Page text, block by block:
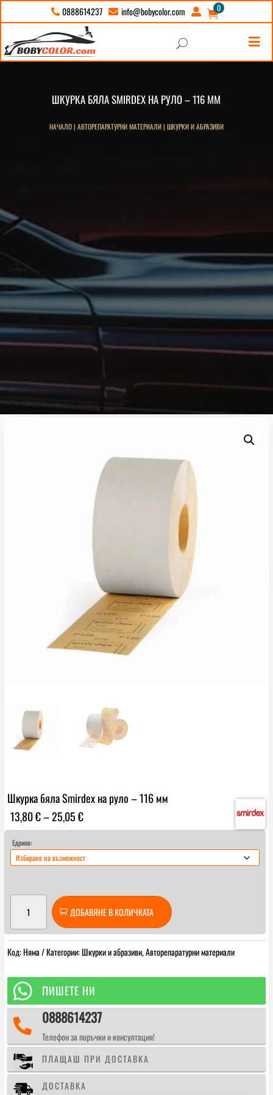
 0888614237  info@bobycolor.com  
0

U
ШКУРКА БЯЛА SMIRDEX НА РУЛО – 116 ММ
НАЧАЛО| АВТОРЕПАРАТУРНИ МАТЕРИАЛИ| ШКУРКИ И АБРАЗИВИ
Шкурка бяла Smirdex на руло – 116 мм
13,80€–25,05€Price
range:
through
Едрина:
Шкурка
бяла
Smirdex
руло
мм
ДОБАВЯНЕ В КОЛИЧКАТА
Код:Няма Категории:Шкурки и абразиви,Авторепаратурни материали
 ПИШЕТЕ НИ
 0888614237
Телефон за поръчки и консултация!
ПЛАЩАШ ПРИ ДОСТАВКА
ДОСТАВКА